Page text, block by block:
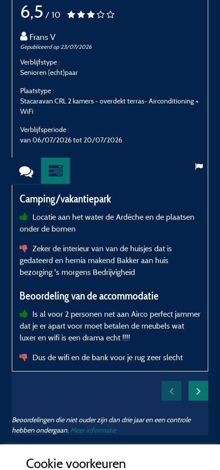
6,5 / 10
Frans V
Gepubliceerd op 23/07/2026
Verblijfstype :
Senioren (echt)paar
Plaatstype :
Stacaravan CRL 2 kamers - overdekt terras- Airconditioning +
WiFi
Verblijfsperiode :
van 06/07/2026 tot 20/07/2026
Camping/vakantiepark
Locatie aan het water de Ardèche en de plaatsen
onder de bomen
Zeker de interieur van van de huisjes dat is
gedateerd en hernia makend Bakker aan huis
bezorging 's morgens Bedrijvigheid
Beoordeling van de accommodatie
Is al voor 2 personen net aan Airco perfect jammer
dat je er apart voor moet betalen de meubels wat
luxer en wifi is een drama echt !!!!
Dus de wifi en de bank voor je rug zeer slecht
Beoordelingen die niet ouder zijn dan drie jaar en een controle
hebben ondergaan. Meer informatie
Cookie voorkeuren